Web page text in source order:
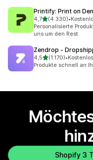
Printify: Print on
4,7von 5 Sternen
(4.330)
4330 Rezensionen
•
Personalisierte
uns um den Rest.
Zendrop ‑
4,5von 5 Sternen
(1.170)
1170 Rezensionen
•
Produkte schnell an
Shopify 3